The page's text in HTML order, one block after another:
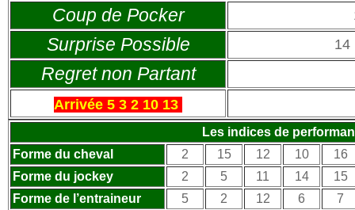
Coup de Pocker
Surprise Possible 14
Regret non Partant
Arrivée 5 3 2 10 13
Les indices de
Forme du cheval
2 15 12 10
16
Forme du jockey
2 5 11 14
15
Forme de l’entraineur
5 2 12 6
7